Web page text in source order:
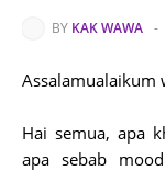
BY KAK WAWA -
Assalamualaikum
Hai semua, apa
apa sebab